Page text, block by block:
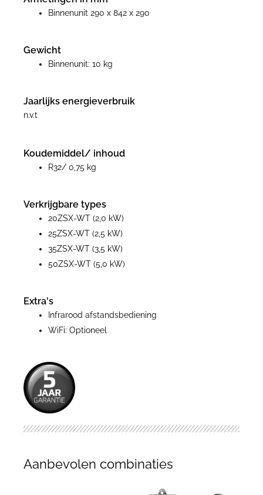
Binnenunit 290 x 842 x 290
Gewicht
Binnenunit: 10 kg
Jaarlijks energieverbruik
n.v.t
Koudemiddel/ inhoud
R32/ 0,75 kg
Verkrijgbare types
20ZSX-WT (2,0 kW)
25ZSX-WT (2,5 kW)
35ZSX-WT (3,5 kW)
50ZSX-WT (5,0 kW)
Extra's
Infrarood afstandsbediening
WiFi: Optioneel
Aanbevolen combinaties